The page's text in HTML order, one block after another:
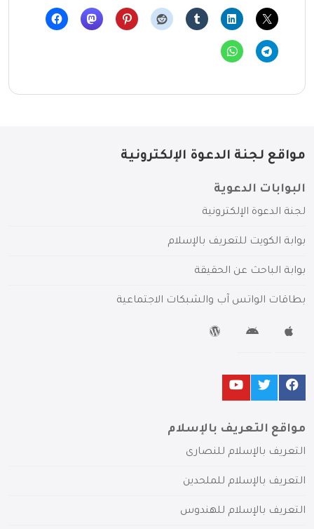
مواقع لجنة الدعوة الإلكترونية
البوابات الدعوية
لجنة الدعوة الإلكترونية
بوابة الكويت للتعريف بالإسلام
بوابة الباحث عن الحقيقة
بطاقات الواتس آب والشبكات الاجتماعية
مواقع التعريف بالإسلام
التعريف بالإسلام للنصارى
التعريف بالإسلام للملحدين
التعريف بالإسلام للهندوس